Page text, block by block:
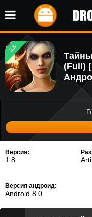
3.5
(Full)
Версия:
1.8
Версия андроид:
Android 8.0